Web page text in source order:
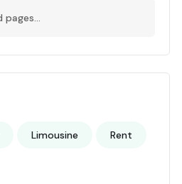
Limousine Rent